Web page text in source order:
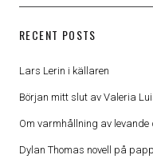
RECENT POSTS
Lars Lerin i källaren
Början mitt slut av Valeria
Om varmhållning av
Dylan Thomas novell på